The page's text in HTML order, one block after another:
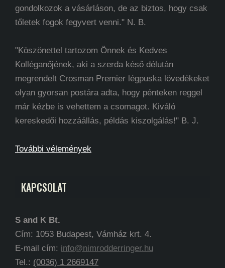
gondolkozok a vásárláson, de az biztos, hogy csak
tőletek fogok fegyvert venni." N. B.
"Köszönettel tartozom Önnek és Kedves
Kolléganőjének, aki a szerda késő délután
megrendelt Crosman Premier légpuska lövedékeket
olyan gyorsan postára adta, hogy pénteken reggel
már kézbe is vehettem a csomagot. Kiváló
kereskedői hozzáállás, példás kiszolgálás!" B. J.
További vélemények
KAPCSOLAT
S and K Bt.
Cím: 1053 Budapest, Vámház krt. 4.
E-mail cím: info@nimrodderringer.hu
Tel.: (0036) 1 2669147